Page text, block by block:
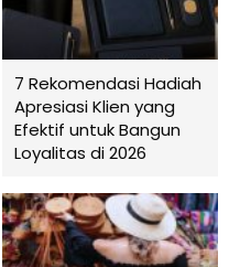
7 Rekomendasi Hadiah
Apresiasi Klien yang
Efektif untuk Bangun
Loyalitas di 2026